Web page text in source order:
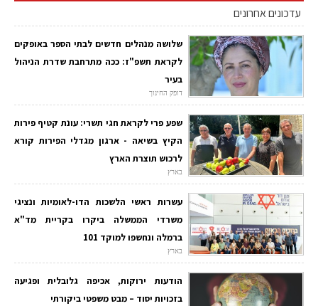
עדכונים אחרונים
שלושה מנהלים חדשים לבתי הספר באופקים
לקראת תשפ"ז: ככה מתרחבת שדרת הניהול
בעיר
דופק החינוך
שפע פרי לקראת חגי תשרי: עונת קטיף פירות
הקיץ בשיאה - ארגון מגדלי הפירות קורא
לרכוש תוצרת הארץ
בארץ
עשרות ראשי הלשכות הדו-לאומיות ונציגי
משרדי הממשלה ביקרו בקריית מד"א
ברמלה ונחשפו למוקד 101
בארץ
הודעות ירוקות, אכיפה גלובלית ופגיעה
בזכויות יסוד – מבט משפטי ביקורתי